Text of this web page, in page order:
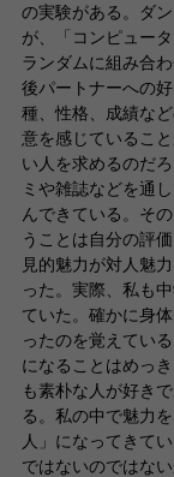
の実験がある。ダ
が、「コンピュー
ランダムに組み合
後パートナーへの
種、性格、成績な
意を感じているこ
い人を求めるのだ
ミや雑誌などを通
んできている。そ
うことは自分の評
見的魅力が対人魅
った。実際、私も
ていた。確かに身
ったのを覚えてい
になることはめっ
も素朴な人が好き
る。私の中で魅力
人」になってきて
ではないのではな